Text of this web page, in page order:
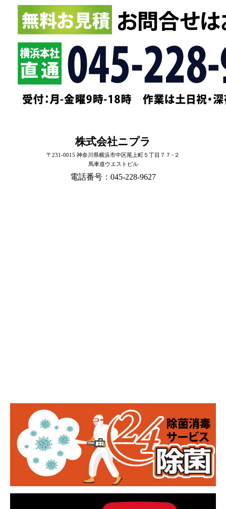
株式会社ニプラ
〒231-0015 神奈川県横浜市中区尾上町５丁目７７−２
馬車道ウエストビル
電話番号：045-228-9627